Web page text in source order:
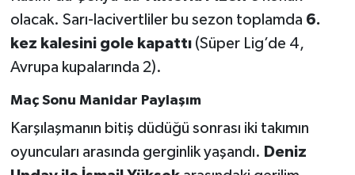
olacak. Sarı-lacivertliler bu sezon toplamda 6.
kez kalesini gole kapattı(Süper Lig’de 4,
Avrupa kupalarında 2).
Maç Sonu Manidar Paylaşım
Karşılaşmanın bitiş düdüğü sonrası iki takımın
oyuncuları arasında gerginlik yaşandı. Deniz
Boks
Halter
Motor Sporları